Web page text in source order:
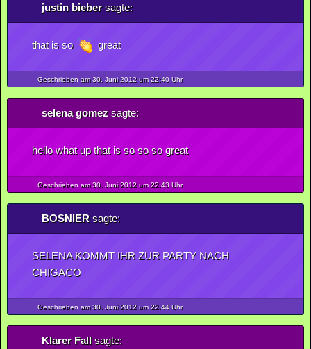
justin biebersagte:
that is so great
Geschrieben am 30. Juni2012um 22:40 Uhr
selena gomezsagte:
hello what up that is so so so great
Geschrieben am 30. Juni2012um 22:43 Uhr
BOSNIERsagte:
SELENA KOMMT IHR ZUR PARTY NACH
CHIGACO
Geschrieben am 30. Juni2012um 22:44 Uhr
Klarer Fallsagte: